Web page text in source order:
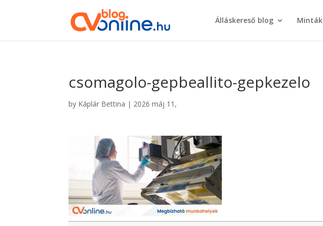
Álláskereső blog Minták
csomagolo-gepbeallito-gepkezelo
by Káplár Bettina | 2026 máj 11,